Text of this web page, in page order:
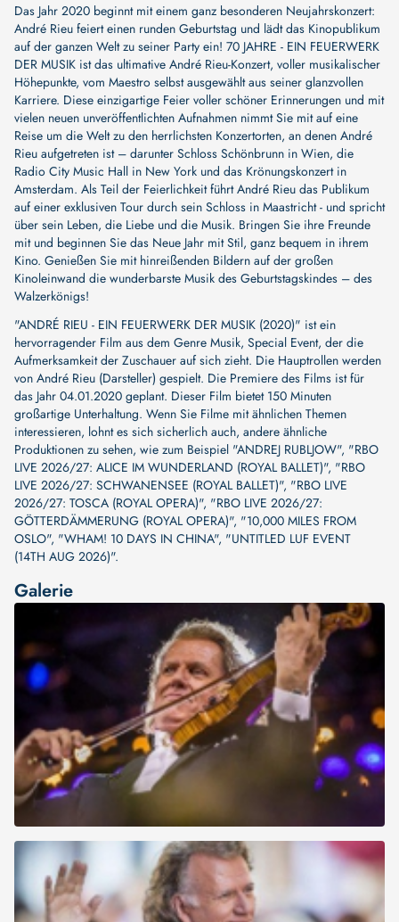
Das Jahr 2020 beginnt mit einem ganz besonderen Neujahrskonzert:
André Rieu feiert einen runden Geburtstag und lädt das Kinopublikum
auf der ganzen Welt zu seiner Party ein! 70 JAHRE - EIN FEUERWERK
DER MUSIK ist das ultimative André Rieu-Konzert, voller musikalischer
Höhepunkte, vom Maestro selbst ausgewählt aus seiner glanzvollen
Karriere. Diese einzigartige Feier voller schöner Erinnerungen und mit
vielen neuen unveröffentlichten Aufnahmen nimmt Sie mit auf eine
Reise um die Welt zu den herrlichsten Konzertorten, an denen André
Rieu aufgetreten ist – darunter Schloss Schönbrunn in Wien, die
Radio City Music Hall in New York und das Krönungskonzert in
Amsterdam. Als Teil der Feierlichkeit führt André Rieu das Publikum
auf einer exklusiven Tour durch sein Schloss in Maastricht - und spricht
über sein Leben, die Liebe und die Musik. Bringen Sie ihre Freunde
mit und beginnen Sie das Neue Jahr mit Stil, ganz bequem in ihrem
Kino. Genießen Sie mit hinreißenden Bildern auf der großen
Kinoleinwand die wunderbarste Musik des Geburtstagskindes – des
Walzerkönigs!
"ANDRÉ RIEU - EIN FEUERWERK DER MUSIK (2020)" ist ein
hervorragender Film aus dem Genre Musik, Special Event, der die
Aufmerksamkeit der Zuschauer auf sich zieht. Die Hauptrollen werden
von André Rieu (Darsteller) gespielt. Die Premiere des Films ist für
das Jahr 04.01.2020 geplant. Dieser Film bietet 150 Minuten
großartige Unterhaltung. Wenn Sie Filme mit ähnlichen Themen
interessieren, lohnt es sich sicherlich auch, andere ähnliche
Produktionen zu sehen, wie zum Beispiel "ANDREJ RUBLJOW", "RBO
LIVE 2026/27: ALICE IM WUNDERLAND (ROYAL BALLET)", "RBO
LIVE 2026/27: SCHWANENSEE (ROYAL BALLET)", "RBO LIVE
2026/27: TOSCA (ROYAL OPERA)", "RBO LIVE 2026/27:
GÖTTERDÄMMERUNG (ROYAL OPERA)", "10,000 MILES FROM
OSLO", "WHAM! 10 DAYS IN CHINA", "UNTITLED LUF EVENT
(14TH AUG 2026)".
Galerie